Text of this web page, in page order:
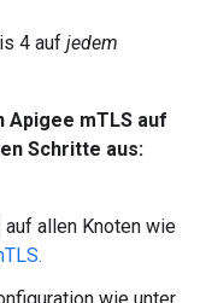
4 auf jedem
Apigee mTLS auf
Schritte aus:
auf allen Knoten wie